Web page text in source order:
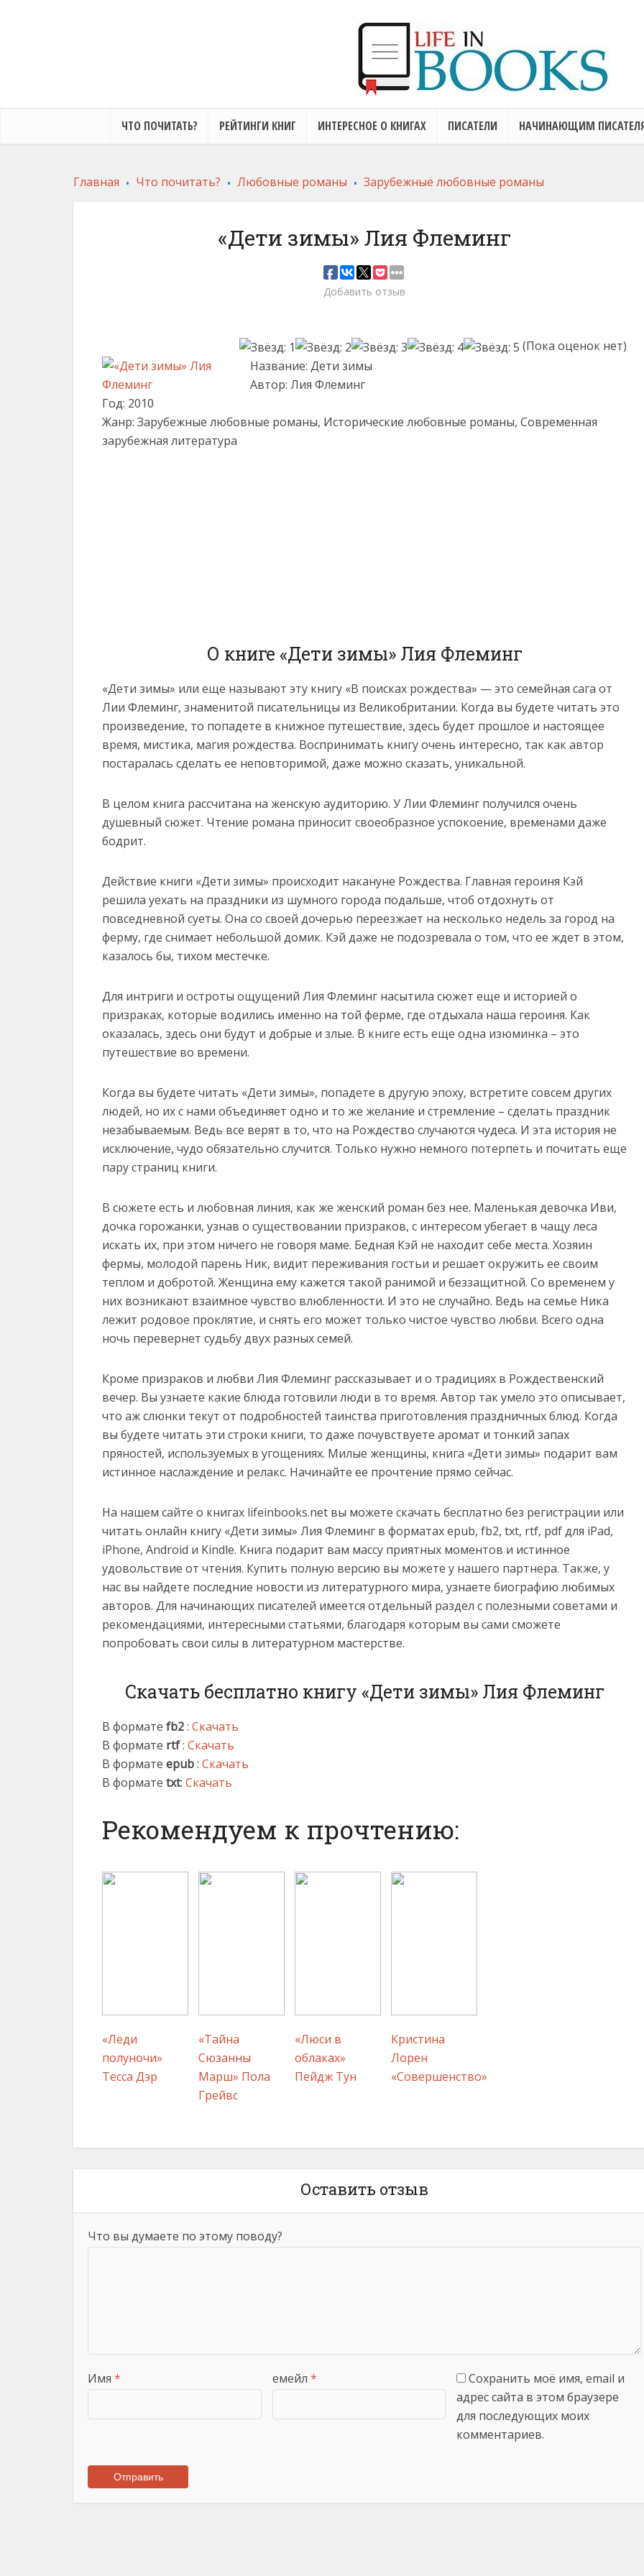
ЧТО ПОЧИТАТЬ? РЕЙТИНГИ КНИГ ИНТЕРЕСНОЕ О КНИГАХ ПИСАТЕЛИ НАЧИНАЮЩИМ
Главная . Что почитать? . Любовные романы . Зарубежные любовные романы
«Дети зимы» Лия Флеминг
Добавить отзыв
(Пока оценок нет)
Название: Дети зимы
Автор: Лия Флеминг
Год: 2010
Жанр: Зарубежные любовные романы, Исторические любовные романы, Современная
зарубежная литература
О книге «Дети зимы» Лия Флеминг
«Дети зимы» или еще называют эту книгу «В поисках рождества» — это семейная сага от
Лии Флеминг, знаменитой писательницы из Великобритании. Когда вы будете читать это
произведение, то попадете в книжное путешествие, здесь будет прошлое и настоящее
время, мистика, магия рождества. Воспринимать книгу очень интересно, так как автор
постаралась сделать ее неповторимой, даже можно сказать, уникальной.
В целом книга рассчитана на женскую аудиторию. У Лии Флеминг получился очень
душевный сюжет. Чтение романа приносит своеобразное успокоение, временами даже
бодрит.
Действие книги «Дети зимы» происходит накануне Рождества. Главная героиня Кэй
решила уехать на праздники из шумного города подальше, чтоб отдохнуть от
повседневной суеты. Она со своей дочерью переезжает на несколько недель за город на
ферму, где снимает небольшой домик. Кэй даже не подозревала о том, что ее ждет в этом,
казалось бы, тихом местечке.
Для интриги и остроты ощущений Лия Флеминг насытила сюжет еще и историей о
призраках, которые водились именно на той ферме, где отдыхала наша героиня. Как
оказалась, здесь они будут и добрые и злые. В книге есть еще одна изюминка – это
путешествие во времени.
Когда вы будете читать «Дети зимы», попадете в другую эпоху, встретите совсем других
людей, но их с нами объединяет одно и то же желание и стремление – сделать праздник
незабываемым. Ведь все верят в то, что на Рождество случаются чудеса. И эта история не
исключение, чудо обязательно случится. Только нужно немного потерпеть и почитать еще
пару страниц книги.
В сюжете есть и любовная линия, как же женский роман без нее. Маленькая девочка Иви,
дочка горожанки, узнав о существовании призраков, с интересом убегает в чащу леса
искать их, при этом ничего не говоря маме. Бедная Кэй не находит себе места. Хозяин
фермы, молодой парень Ник, видит переживания гостьи и решает окружить ее своим
теплом и добротой. Женщина ему кажется такой ранимой и беззащитной. Со временем у
них возникают взаимное чувство влюбленности. И это не случайно. Ведь на семье Ника
лежит родовое проклятие, и снять его может только чистое чувство любви. Всего одна
ночь перевернет судьбу двух разных семей.
Кроме призраков и любви Лия Флеминг рассказывает и о традициях в Рождественский
вечер. Вы узнаете какие блюда готовили люди в то время. Автор так умело это описывает,
что аж слюнки текут от подробностей таинства приготовления праздничных блюд. Когда
вы будете читать эти строки книги, то даже почувствуете аромат и тонкий запах
пряностей, используемых в угощениях. Милые женщины, книга «Дети зимы» подарит вам
истинное наслаждение и релакс. Начинайте ее прочтение прямо сейчас.
На нашем сайте о книгах lifeinbooks.net вы можете скачать бесплатно без регистрации или
читать онлайн книгу «Дети зимы» Лия Флеминг в форматах epub, fb2, txt, rtf, pdf для iPad,
iPhone, Android и Kindle. Книга подарит вам массу приятных моментов и истинное
удовольствие от чтения. Купить полную версию вы можете у нашего партнера. Также, у
нас вы найдете последние новости из литературного мира, узнаете биографию любимых
авторов. Для начинающих писателей имеется отдельный раздел с полезными советами и
рекомендациями, интересными статьями, благодаря которым вы сами сможете
попробовать свои силы в литературном мастерстве.
Скачать бесплатно книгу «Дети зимы» Лия Флеминг
В формате fb2: Скачать
В формате rtf: Скачать
В формате epub: Скачать
В формате txt: Скачать
Рекомендуем к прочтению:
«Леди
полуночи»
Тесса Дэр
«Тайна
Сюзанны
Марш» Пола
Грейвс
«Люси в
облаках»
Пейдж Тун
Кристина
Лорен
«Совершенство»
Оставить отзыв
Что вы думаете по этому поводу?
Имя * емейл *
Сохранить моё имя, email и
адрес сайта в этом браузере
для последующих моих
комментариев.